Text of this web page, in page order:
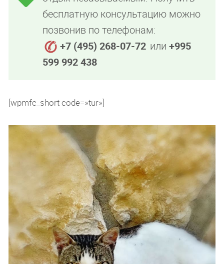
бесплатную консультацию можно
позвонив по телефонам:
+7 (495) 268-07-72 или +995
599 992 438
[wpmfc_short code=»tur»]